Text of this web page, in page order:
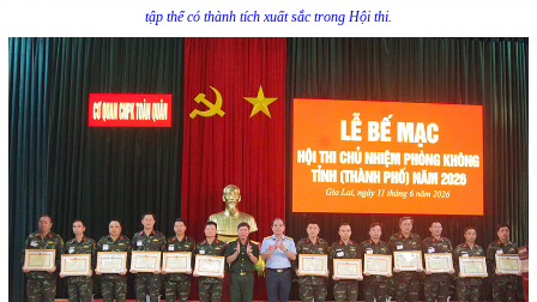
tập thể có thành tích xuất sắc trong Hội thi.